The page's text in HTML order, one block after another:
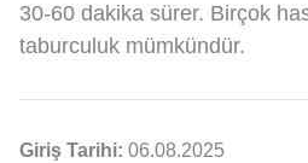
30-60 dakika sürer. Birçok
taburculuk mümkündür.
Giriş Tarihi: 06.08.2025